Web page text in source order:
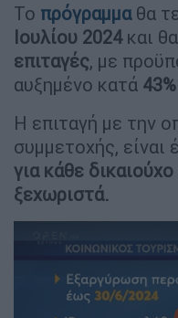
Το πρόγραμμα θα
Ιουλίου 2024και
επιταγές, με
αυξημένο κατά 43%
Η επιταγή με την
συμμετοχής, είναι
για κάθε
ξεχωριστά.